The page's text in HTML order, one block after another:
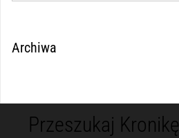
Archiwa
Przeszukaj Kronikę